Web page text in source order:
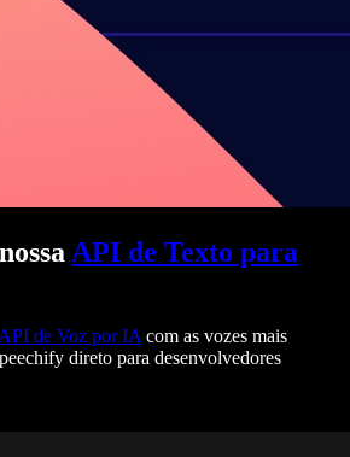
API de Texto para
API de Voz por IA com as vozes mais
direto para desenvolvedores